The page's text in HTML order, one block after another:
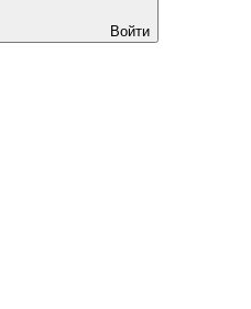
Войти